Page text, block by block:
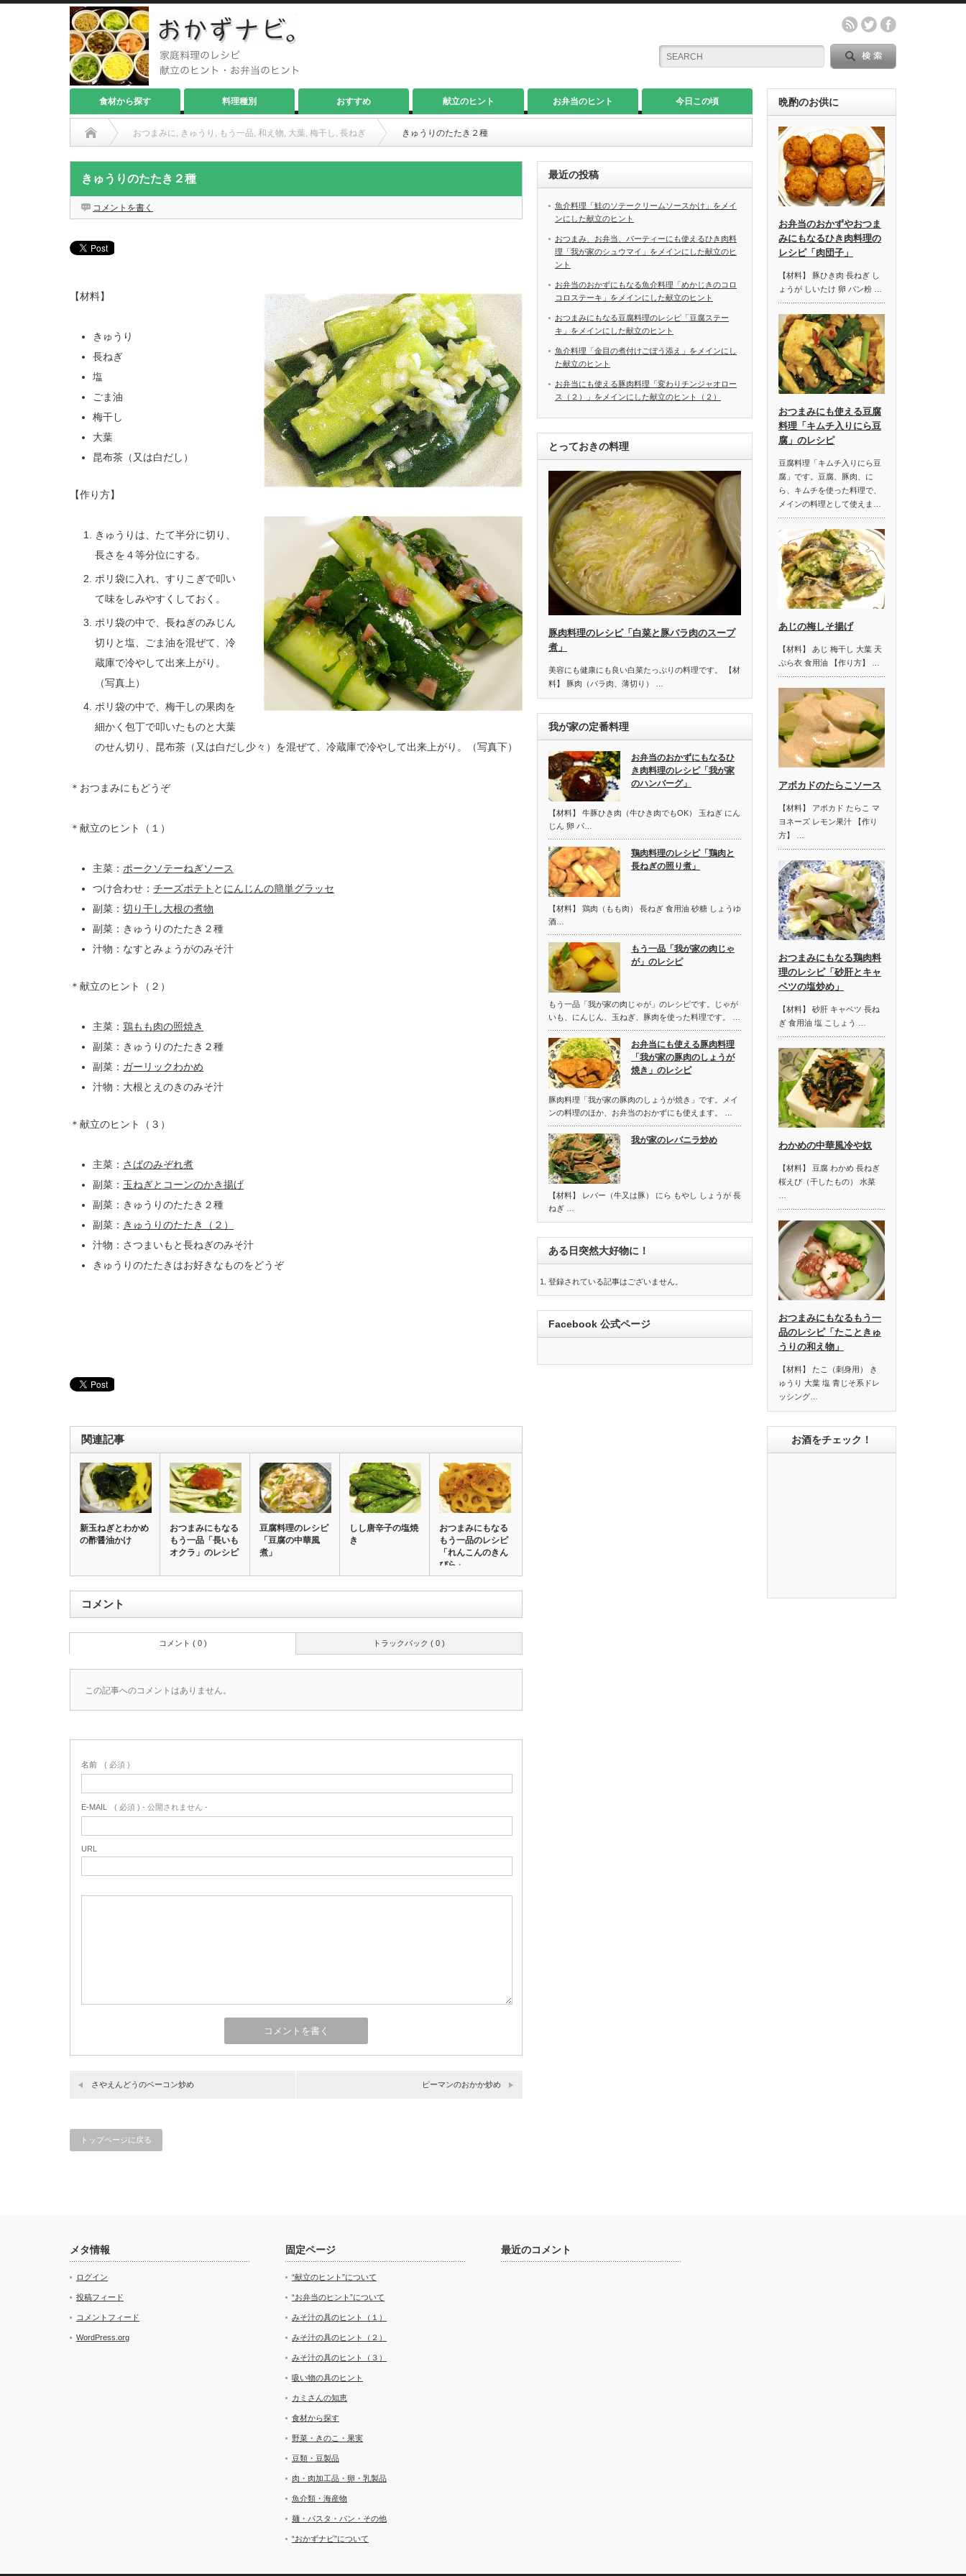
食材から探す 料理種別 おすすめ 献立のヒント お弁当のヒント 今日この頃
おつまみに, きゅうり , もう一品, 和え物, 大葉, 梅干し , 長ねぎ きゅうりのたたき２種
きゅうりのたたき２種
コメントを書く
【材料】
きゅうり
長ねぎ
塩
ごま油
梅干し
大葉
昆布茶（又は白だし）
【作り方】
きゅうりは、たて半分に切り、
長さを４等分位にする。
ポリ袋に入れ、すりこぎで叩い
て味をしみやすくしておく。
ポリ袋の中で、長ねぎのみじん
切りと塩、ごま油を混ぜて、冷
蔵庫で冷やして出来上がり。
（写真上）
ポリ袋の中で、梅干しの果肉を
細かく包丁で叩いたものと大葉
のせん切り、昆布茶（又は白だし少々）を混ぜて、冷蔵庫で冷やして出来上がり。（写真下）
＊おつまみにもどうぞ
＊献立のヒント（１）
主菜： ポークソテーねぎソース
つけ合わせ：チーズポテト と にんじんの簡単グラッセ
副菜：切り干し大根の煮物
副菜：きゅうりのたたき２種
汁物：なすとみょうがのみそ汁
＊献立のヒント（２）
主菜：鶏もも肉の照焼き
副菜：きゅうりのたたき２種
副菜： ガーリックわかめ
汁物：大根とえのきのみそ汁
＊献立のヒント（３）
主菜： さばのみぞれ煮
副菜： 玉ねぎとコーンのかき揚げ
副菜：きゅうりのたたき２種
副菜： きゅうりのたたき（２）
汁物：さつまいもと長ねぎのみそ汁
きゅうりのたたきはお好きなものをどうぞ
関連記事
新玉ねぎとわかめ
の酢醤油かけ
おつまみにもなる
もう一品「長いも
オクラ」のレシピ
豆腐料理のレシピ
「豆腐の中華風
煮」
しし唐辛子の塩焼
き
おつまみにもなる
もう一品のレシピ
「れんこんのきん
ぴら」
コメント
トラックバック ( 0 )
コメント ( 0 )
この記事へのコメントはありません。
名前 ( 必須 )
E-MAIL ( 必須 ) - 公開されません -
URL
さやえんどうのベーコン炒め ピーマンのおかか炒め
トップページに戻る
最近の投稿
魚介料理「鮭のソテークリームソースかけ」をメイ
ンにした献立のヒント
おつまみ、お弁当、パーティーにも使えるひき肉料
理「我が家のシュウマイ」をメインにした献立のヒ
ント
お弁当のおかずにもなる魚介料理「めかじきのコロ
コロステーキ」をメインにした献立のヒント
おつまみにもなる豆腐料理のレシピ「豆腐ステー
キ」をメインにした献立のヒント
魚介料理「金目の煮付けごぼう添え」をメインにし
た献立のヒント
お弁当にも使える豚肉料理「変わりチンジャオロー
ス（２）」をメインにした献立のヒント（２）
とっておきの料理
豚肉料理のレシピ「白菜と豚バラ肉のスープ
煮」
美容にも健康にも良い白菜たっぷりの料理です。 【材
料】 豚肉（バラ肉、薄切り） …
我が家の定番料理
お弁当のおかずにもなるひ
き肉料理のレシピ「我が家
のハンバーグ」
【材料】 牛豚ひき肉（牛ひき肉でもOK） 玉ねぎ にん
じん 卵 パ…
鶏肉料理のレシピ「鶏肉と
長ねぎの照り煮」
【材料】 鶏肉（もも肉） 長ねぎ 食用油 砂糖 しょうゆ
酒…
もう一品「我が家の肉じゃ
が」のレシピ
もう一品「我が家の肉じゃが」のレシピです。じゃが
いも、にんじん、玉ねぎ、豚肉を使った料理です。 …
お弁当にも使える豚肉料理
「我が家の豚肉のしょうが
焼き」のレシピ
豚肉料理「我が家の豚肉のしょうが焼き」です。メイ
ンの料理のほか、お弁当のおかずにも使えます。 …
我が家のレバニラ炒め
【材料】 レバー（牛又は豚） にら もやし しょうが 長
ねぎ …
ある日突然大好物に！
登録されている記事はございません。
Facebook 公式ページ
晩酌のお供に
お弁当のおかずやおつま
みにもなるひき肉料理の
レシピ「肉団子」
【材料】 豚ひき肉 長ねぎ し
ょうが しいたけ 卵 パン粉 …
おつまみにも使える豆腐
料理「キムチ入りにら豆
腐」のレシピ
豆腐料理「キムチ入りにら豆
腐」です。豆腐、豚肉、に
ら、キムチを使った料理で、
メインの料理として使えま…
あじの梅しそ揚げ
【材料】 あじ 梅干し 大葉 天
ぷら衣 食用油 【作り方】 …
アボカドのたらこソース
【材料】 アボカド たらこ マ
ヨネーズ レモン果汁 【作り
方】 …
おつまみにもなる鶏肉料
理のレシピ「砂肝とキャ
ベツの塩炒め」
【材料】 砂肝 キャベツ 長ね
ぎ 食用油 塩 こしょう …
わかめの中華風冷や奴
【材料】 豆腐 わかめ 長ねぎ
桜えび（干したもの） 水菜
おつまみにもなるもう一
品のレシピ「たこときゅ
うりの和え物」
【材料】 たこ（刺身用） き
ゅうり 大葉 塩 青じそ系ドレ
ッシング…
お酒をチェック！
メタ情報
ログイン
投稿フィード
コメントフィード
WordPress.org
固定ページ
“献立のヒント”について
“お弁当のヒント”について
みそ汁の具のヒント（１）
みそ汁の具のヒント（２）
みそ汁の具のヒント（３）
吸い物の具のヒント
カミさんの知恵
食材から探す
野菜・きのこ・果実
豆類・豆製品
肉・肉加工品・卵・乳製品
魚介類・海産物
麺・パスタ・パン・その他
“おかずナビ”について
最近のコメント